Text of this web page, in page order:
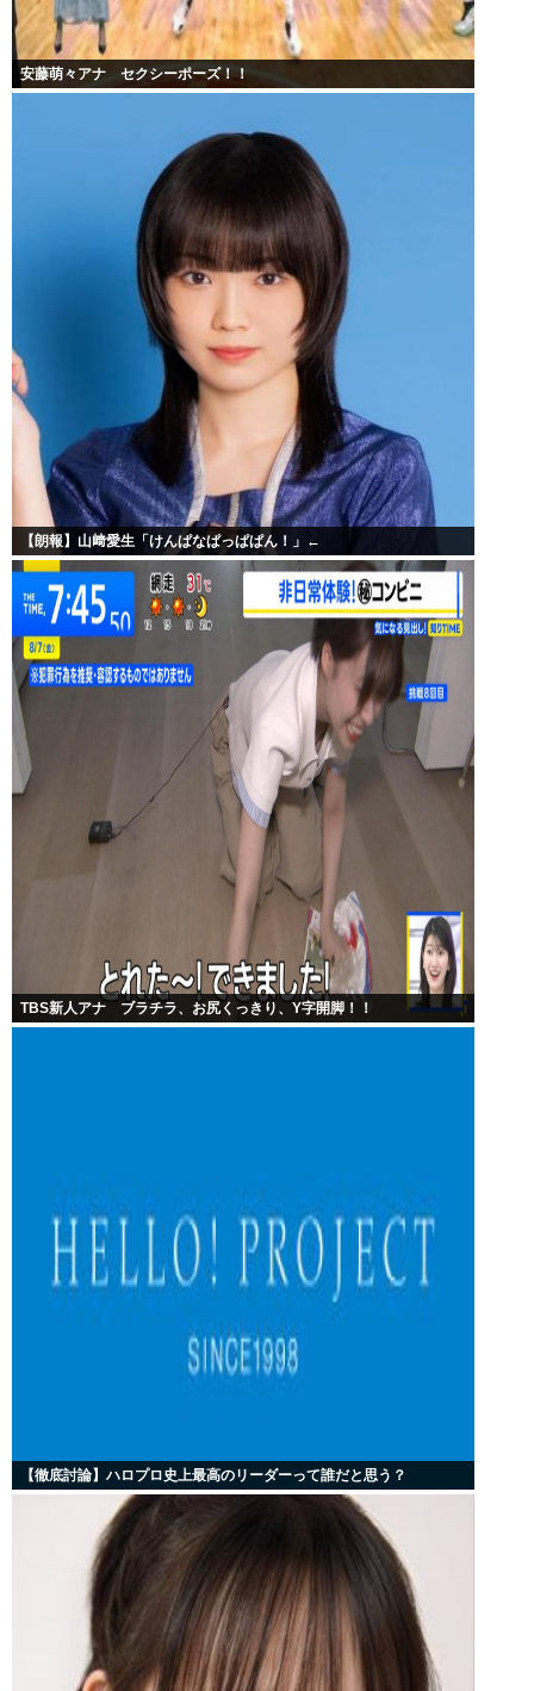
安藤萌々アナ セクシーポーズ！！
【朗報】山﨑愛生「けんぱなぱっぱぱん！」←
TBS新人アナ ブラチラ、お尻くっきり、Y字開脚！！
【徹底討論】ハロプロ史上最高のリーダーって誰だと思う？